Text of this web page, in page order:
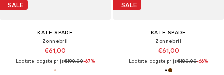
SALE
KATE SPADE
Zonnebril
€61,00
Laatste laagste prijs:€190,00-67%
SALE
KATE SPADE
Zonnebril
€61,00
Laatste laagste prijs:€180,00-66%